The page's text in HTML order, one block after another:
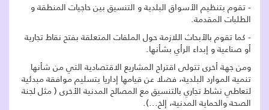
- تقوم بتنظيم الأسواق البلدية و التنسيق بين حاجيات المنطقة و
الطلبات المقدمة.
- كما تقوم بالأبحاث اللازمة حول الملفات المتعلقة بفتح نقاط تجارية
أو صناعية و إبداء الرأي بشأنها.
ومن جهة أخرى تتولى اقتراح المشاريع الاقتصادية التي من شأنها
تنمية الموارد البلدية، فضلا عن قيامها إداريا بتسليم موافقة مبدئية
لتعاطي نشاط تجاري بالتنسيق مع المصالح المدنية الأخرى ( مثل لجنة
الصحة والحماية المدنية، إلخ...).